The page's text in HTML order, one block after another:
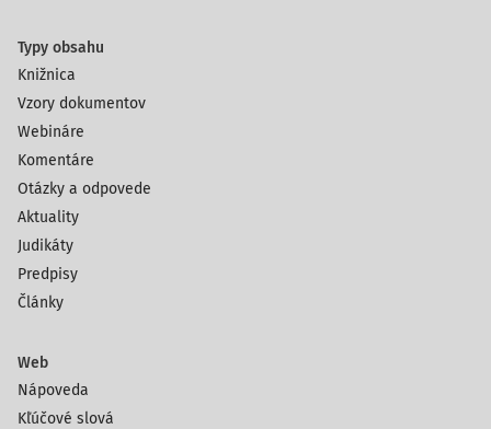
Typy obsahu
Knižnica
Vzory dokumentov
Webináre
Komentáre
Otázky a odpovede
Aktuality
Judikáty
Predpisy
Články
Web
Nápoveda
Kľúčové slová